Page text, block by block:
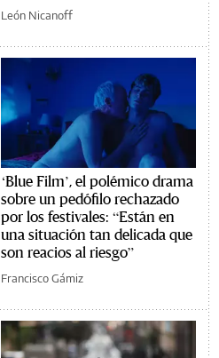
León Nicanoff
‘Blue Film’, el polémico drama
sobre un pedófilo rechazado
por los festivales: “Están en
una situación tan delicada que
son reacios al riesgo”
Francisco Gámiz